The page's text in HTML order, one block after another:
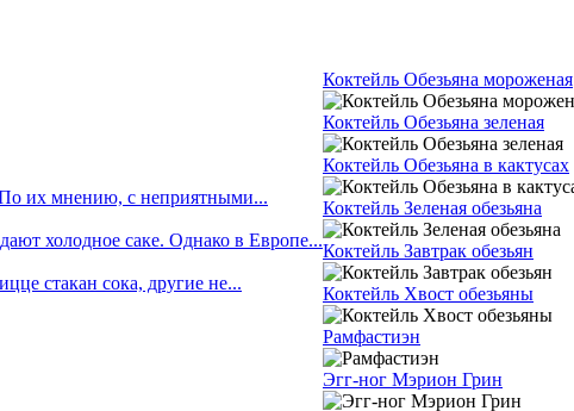
их мнению, с неприятными...
холодное саке. Однако в Европе...
стакан сока, другие не...
Коктейль Обезьяна мороженая
Коктейль Обезьяна зеленая
Коктейль Обезьяна в кактусах
Коктейль Зеленая обезьяна
Коктейль Завтрак обезьян
Коктейль Хвост обезьяны
Рамфастиэн
Эгг-ног Мэрион Грин